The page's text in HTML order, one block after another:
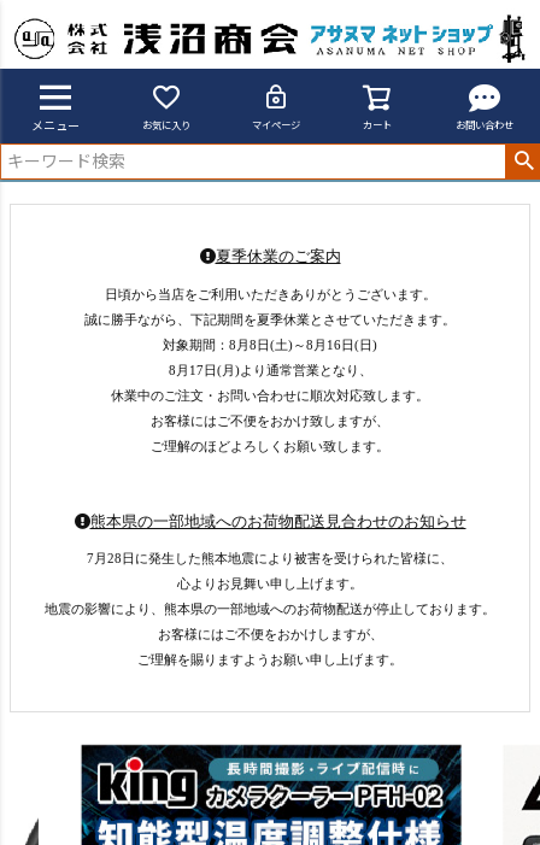
メニュー お気に入り マイページ カート お問い合わせ
夏季休業のご案内
日頃から当店をご利用いただきありがとうございます。
誠に勝手ながら、下記期間を夏季休業とさせていただきます。
対象期間：8月8日(土)～8月16日(日)
8月17日(月)より通常営業となり、
休業中のご注文・お問い合わせに順次対応致します。
お客様にはご不便をおかけ致しますが、
ご理解のほどよろしくお願い致します。
熊本県の一部地域へのお荷物配送見合わせのお知らせ
7月28日に発生した熊本地震により被害を受けられた皆様に、
心よりお見舞い申し上げます。
地震の影響により、熊本県の一部地域へのお荷物配送が停止しております。
お客様にはご不便をおかけしますが、
ご理解を賜りますようお願い申し上げます。